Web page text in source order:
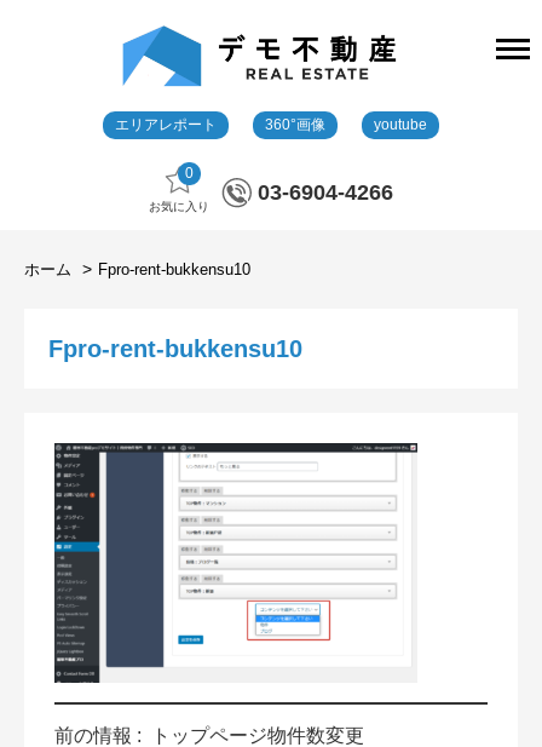
エリアレポート 360°画像 youtube
0
お気に入り
03-6904-4266
ホーム Fpro-rent-bukkensu10
Fpro-rent-bukkensu10
前の情報 : トップページ物件数変更